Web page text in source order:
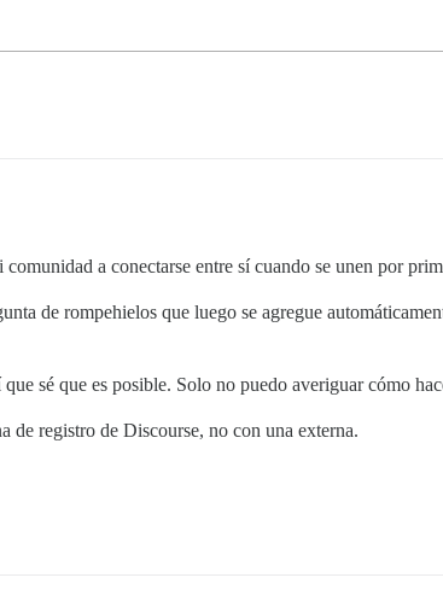
a conectarse entre sí cuando se unen por
de rompehielos que luego se agregue
sé que es posible. Solo no puedo averiguar cómo
de registro de Discourse, no con una externa.